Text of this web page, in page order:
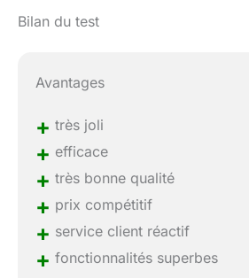
Bilan du test
Avantages
+ très joli
+ efficace
+ très bonne qualité
+ prix compétitif
+ service client réactif
+ fonctionnalités superbes